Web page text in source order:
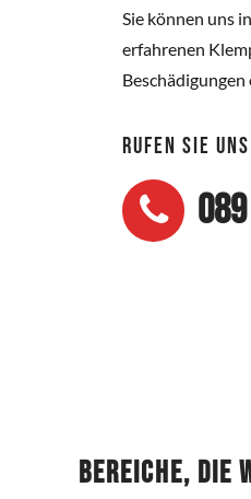
Sie können uns
erfahrenen
RUFEN SIE
Bereiche, die